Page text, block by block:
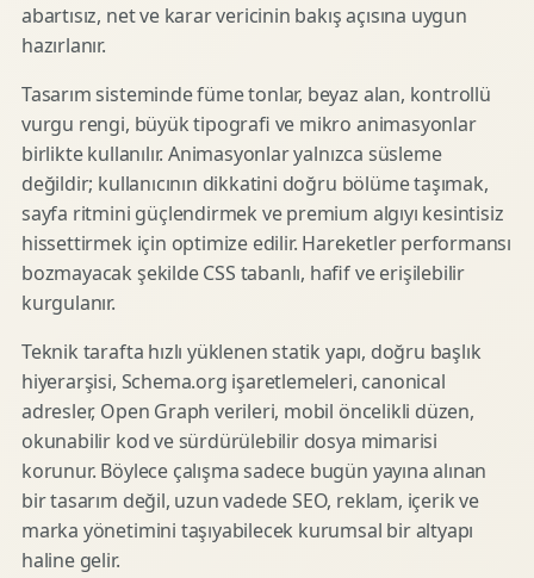
abartısız, net ve karar vericinin bakış açısına uygun
hazırlanır.
Tasarım sisteminde füme tonlar, beyaz alan, kontrollü
vurgu rengi, büyük tipografi ve mikro animasyonlar
birlikte kullanılır. Animasyonlar yalnızca süsleme
değildir; kullanıcının dikkatini doğru bölüme taşımak,
sayfa ritmini güçlendirmek ve premium algıyı kesintisiz
hissettirmek için optimize edilir. Hareketler performansı
bozmayacak şekilde CSS tabanlı, hafif ve erişilebilir
kurgulanır.
Teknik tarafta hızlı yüklenen statik yapı, doğru başlık
hiyerarşisi, Schema.org işaretlemeleri, canonical
adresler, Open Graph verileri, mobil öncelikli düzen,
okunabilir kod ve sürdürülebilir dosya mimarisi
korunur. Böylece çalışma sadece bugün yayına alınan
bir tasarım değil, uzun vadede SEO, reklam, içerik ve
marka yönetimini taşıyabilecek kurumsal bir altyapı
haline gelir.